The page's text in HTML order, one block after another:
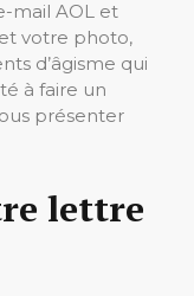
mail AOL et
votre photo,
d’âgisme qui
à faire un
présenter
lettre